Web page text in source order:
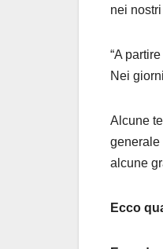
nei
“A
Nei
Alcune
generale
alcune
Ecco